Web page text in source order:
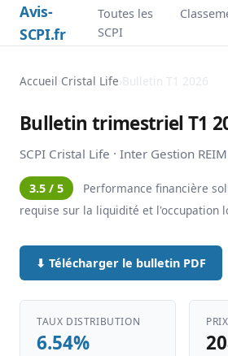
Avis-
SCPI.fr
Toutes les
SCPI
Accueil›Cristal Life› Bulletin T1 2026
Bulletin trimestriel T1
SCPI Cristal Life · Inter Gestion REIM
3.5 / 5
Performance financière
requise sur la liquidité et l'occupation
⬇ Télécharger le bulletin PDF
TAUX DISTRIBUTION
6.54%